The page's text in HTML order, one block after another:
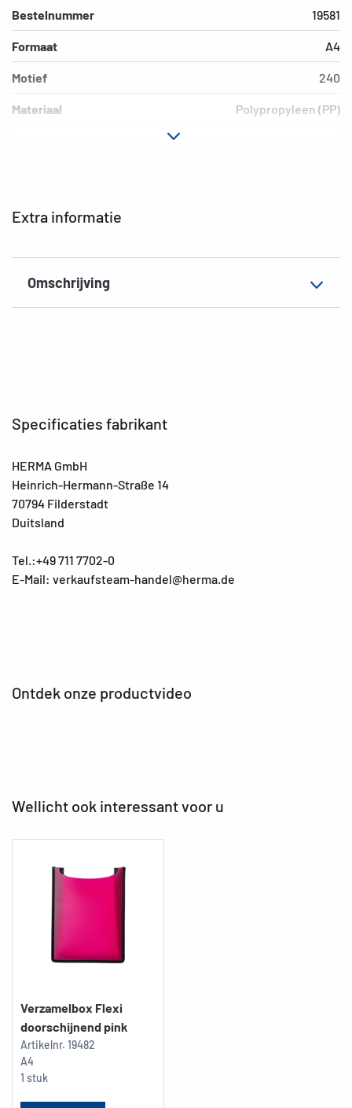
Extra informatie
Omschrijving
Bestelnummer 19581
Formaat A4
Motief 240
Materiaal Polypropyleen (PP)
Specificaties fabrikant
HERMA GmbH
Heinrich-Hermann-Straße 14
70794 Filderstadt
Duitsland
Tel.:+49 711 7702-0
E-Mail: verkaufsteam-handel@herma.de
Ontdek onze productvideo
Wellicht ook interessant voor u
Verzamelbox Flexi
doorschijnend pink
Artikelnr. 19482
A4
1 stuk